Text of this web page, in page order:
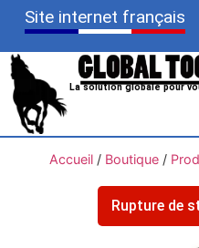
Site internet français
La solution globale pour
Accueil/ Boutique/
Rupture de